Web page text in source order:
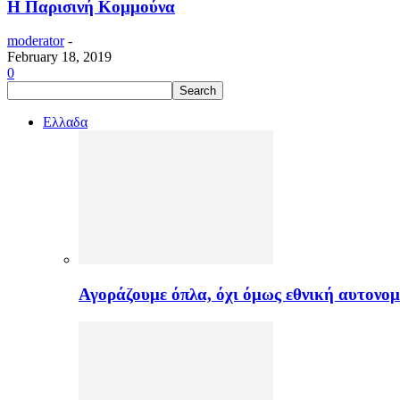
Η Παρισινή Κομμούνα
moderator -
February 18, 2019
0
Ελλαδα
Αγοράζουμε όπλα, όχι όμως εθνική